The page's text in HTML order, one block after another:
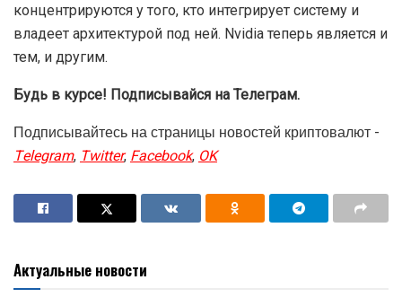
концентрируются у того, кто интегрирует систему и
владеет архитектурой под ней. Nvidia теперь является и
тем, и другим.
Будь в курсе! Подписывайся на Телеграм.
Подписывайтесь на страницы новостей криптовалют -
Telegram, Twitter, Facebook, OK
Актуальные новости